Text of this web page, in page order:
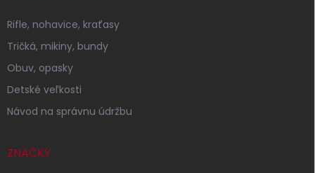
Rifle, nohavice, kraťasy
Tričká, mikiny, bundy
Obuv, opasky
Detské veľkosti
Návod na správnu údržbu
ZNAČKY